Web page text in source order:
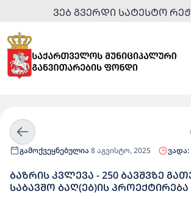
ᲕᲔᲑ ᲒᲕᲔᲠᲓᲘ ᲡᲐᲢᲔᲡᲢᲝ
გამოქვეყნებულია 8 აგვისტო, 2025 ვადა:
ᲑᲐᲖᲠᲘᲡ ᲙᲕᲚᲔᲕᲐ - 250 ᲑᲐᲕᲨᲕᲖᲔ
ᲡᲐᲑᲐᲕᲨᲝ ᲑᲐᲦ(ᲔᲑ)ᲘᲡ ᲞᲠᲝᲔᲥᲢᲘᲠᲔᲑᲐ